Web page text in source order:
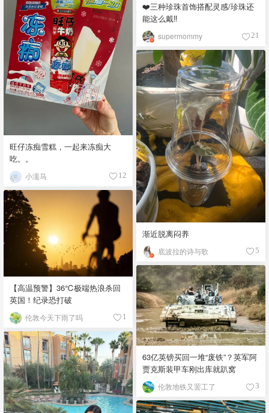
❤️三种珍珠首饰搭配灵感/珍珠还
能这么戴‼️
supermommy 21
旺仔冻痴雪糕，一起来冻痴大
吃。。
小濡马 12
渐近脱离闷养
底波拉的诗与歌 5
【高温预警】36℃极端热浪杀回
英国！纪录恐打破
伦敦今天下雨了吗 1
63亿英镑买回一堆“废铁”？英军阿
贾克斯装甲车刚出库就趴窝
伦敦地铁又罢工了 3